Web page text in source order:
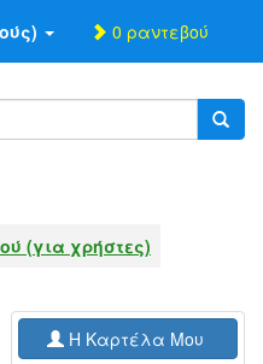
0 ραντεβού
(για χρήστες)
H Καρτέλα Μου